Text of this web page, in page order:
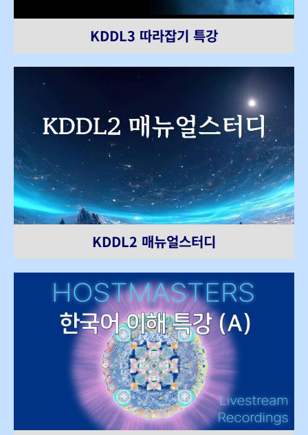
KDDL3 따라잡기 특강
KDDL2 매뉴얼스터디